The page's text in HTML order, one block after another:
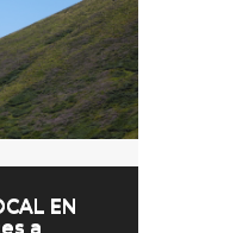
EN
a